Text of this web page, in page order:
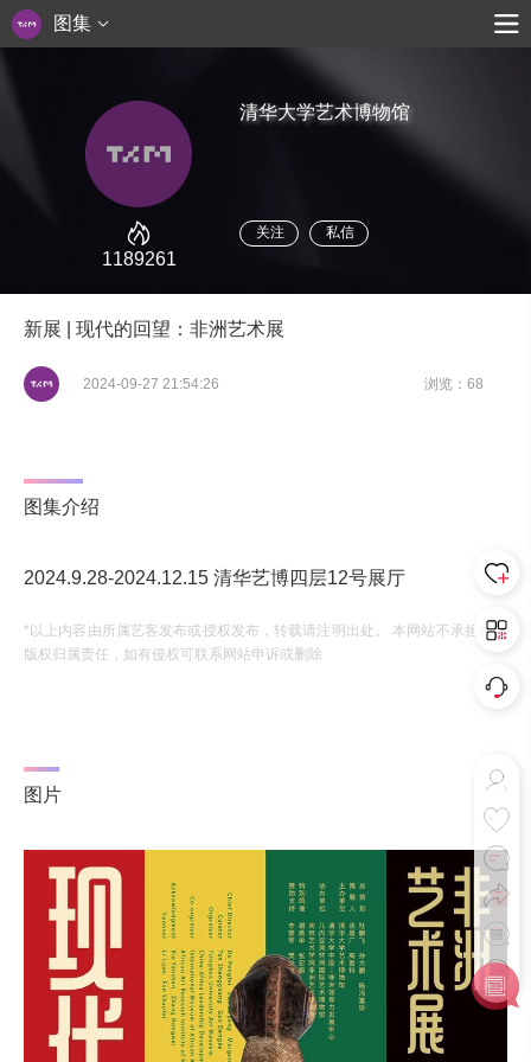
图集
1189261
清华大学艺术博物馆
关注 私信
新展 | 现代的回望：非洲艺术展
2024-09-27 21:54:26 浏览：68
图集介绍
2024.9.28-2024.12.15 清华艺博四层12号展厅
*以上内容由所属艺客发布或授权发布，转载请注明出处。 本网站不承担相应
版权归属责任，如有侵权可联系网站申诉或删除
图片